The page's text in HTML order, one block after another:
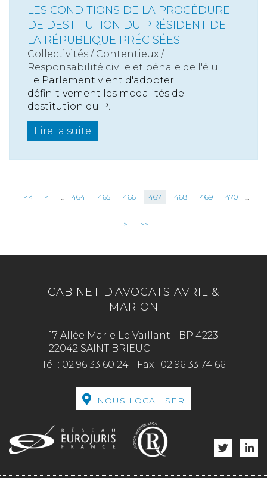
LES CONDITIONS DE LA PROCÉDURE
DE DESTITUTION DU PRÉSIDENT DE
LA RÉPUBLIQUE PRÉCISÉES
Collectivités / Contentieux /
Responsabilité civile et pénale de l'élu
Le Parlement vient d'adopter
définitivement les modalités de
destitution du P...
Lire la suite
<< < 464 465 466 467 468 469 470
> >>
CABINET D'AVOCATS AVRIL &
MARION
17 Allée Marie Le Vaillant - BP 4223
22042 SAINT BRIEUC
Tél : 02 96 33 60 24 - Fax : 02 96 33 74 66
NOUS LOCALISER